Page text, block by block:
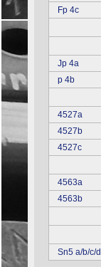
Fp 4c
Jp 4a
p 4b
4527a
4527b
4527c
4563a
4563b
Sn5 a/b/c/d